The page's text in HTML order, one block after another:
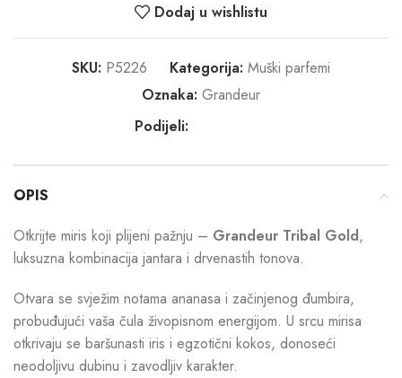
Dodaj u wishlistu
SKU: P5226 Kategorija: Muški parfemi
Oznaka: Grandeur
Podijeli:
OPIS
Otkrijte miris koji plijeni pažnju – Grandeur Tribal Gold,
luksuzna kombinacija jantara i drvenastih tonova.
Otvara se svježim notama ananasa i začinjenog đumbira,
probuđujući vaša čula živopisnom energijom. U srcu mirisa
otkrivaju se baršunasti iris i egzotični kokos, donoseći
neodoljivu dubinu i zavodljiv karakter.